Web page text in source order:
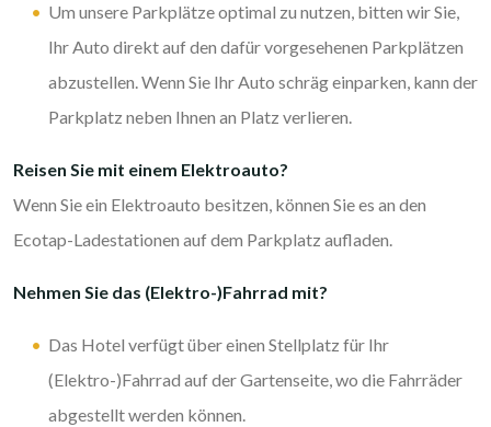
Um unsere Parkplätze optimal zu nutzen, bitten wir Sie,
Ihr Auto direkt auf den dafür vorgesehenen Parkplätzen
abzustellen. Wenn Sie Ihr Auto schräg einparken, kann der
Parkplatz neben Ihnen an Platz verlieren.
Reisen Sie mit einem Elektroauto?
Wenn Sie ein Elektroauto besitzen, können Sie es an den
Ecotap-Ladestationen auf dem Parkplatz aufladen.
Nehmen Sie das (Elektro-)Fahrrad mit?
Das Hotel verfügt über einen Stellplatz für Ihr
(Elektro-)Fahrrad auf der Gartenseite, wo die Fahrräder
abgestellt werden können.